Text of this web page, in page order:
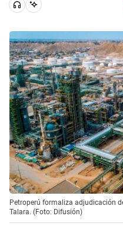
Petroperú formaliza adjudicación
Talara. (Foto: Difusión)